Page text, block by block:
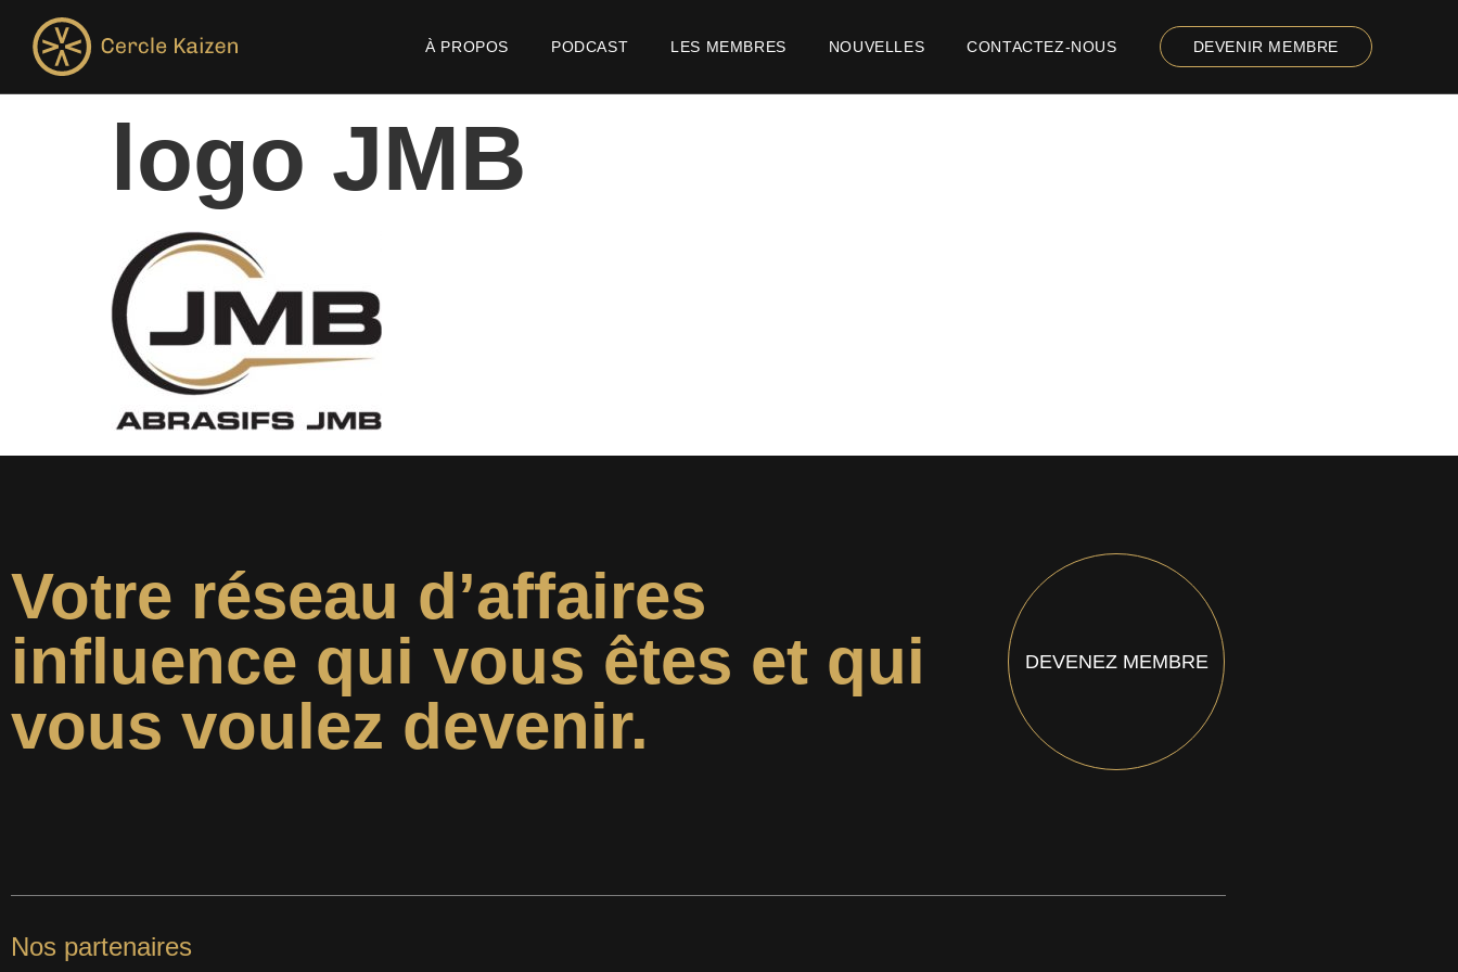
À PROPOS PODCAST LES MEMBRES NOUVELLES CONTACTEZ-NOUS DEVENIR MEMBRE
logo JMB
Votre réseau d’affaires
influence qui vous êtes et qui
vous voulez devenir.
DEVENEZ MEMBRE
Nos partenaires